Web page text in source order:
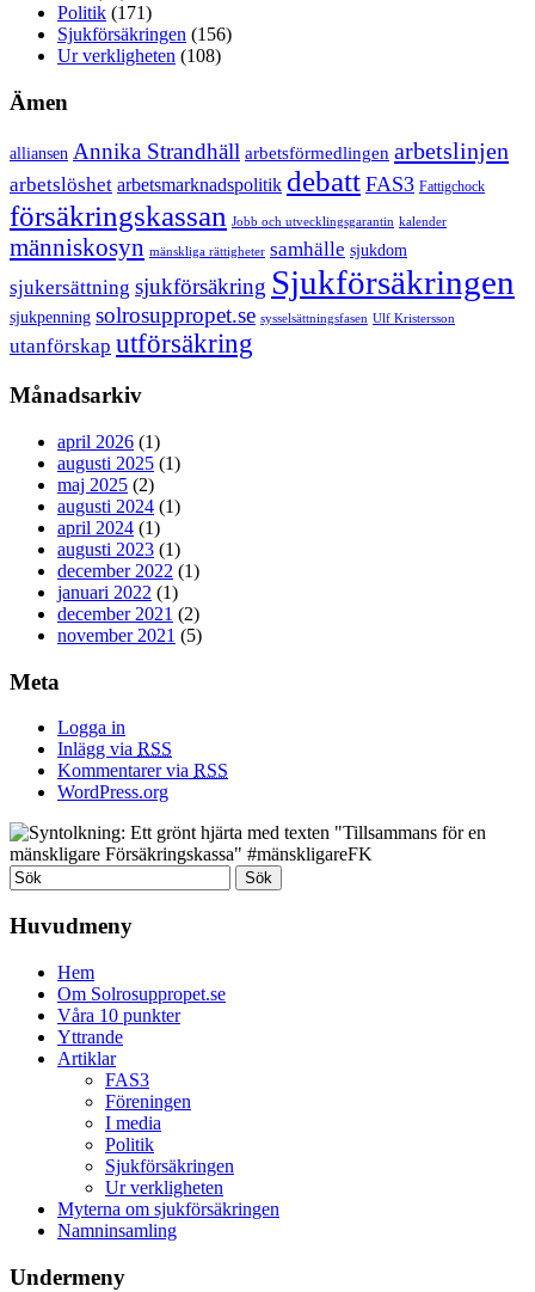
Politik (171)
Sjukförsäkringen (156)
Ur verkligheten (108)
Ämen
alliansen Annika Strandhäll arbetsförmedlingen arbetslinjen
arbetslöshet arbetsmarknadspolitik debatt FAS3 Fattigchock
försäkringskassan Jobb och utvecklingsgarantin kalender
människosyn mänskliga rättigheter samhälle sjukdom
sjukersättning sjukförsäkring Sjukförsäkringen
sjukpenning solrosuppropet.se sysselsättningsfasen Ulf Kristersson
utanförskap utförsäkring
Månadsarkiv
april 2026 (1)
augusti 2025 (1)
maj 2025 (2)
augusti 2024 (1)
april 2024 (1)
augusti 2023 (1)
december 2022 (1)
januari 2022 (1)
december 2021 (2)
november 2021 (5)
Meta
Logga in
Inlägg via RSS
Kommentarer via RSS
WordPress.org
Huvudmeny
Hem
Om Solrosuppropet.se
Våra 10 punkter
Yttrande
Artiklar
FAS3
Föreningen
I media
Politik
Sjukförsäkringen
Ur verkligheten
Myterna om sjukförsäkringen
Namninsamling
Undermeny